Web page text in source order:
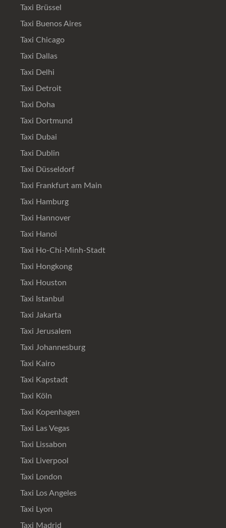
Taxi Brüssel
Taxi Buenos Aires
Taxi Chicago
Taxi Dallas
Taxi Delhi
Taxi Detroit
Taxi Doha
Taxi Dortmund
Taxi Dubai
Taxi Dublin
Taxi Düsseldorf
Taxi Frankfurt am Main
Taxi Hamburg
Taxi Hannover
Taxi Hanoi
Taxi Ho-Chi-Minh-Stadt
Taxi Hongkong
Taxi Houston
Taxi Istanbul
Taxi Jakarta
Taxi Jerusalem
Taxi Johannesburg
Taxi Kairo
Taxi Kapstadt
Taxi Köln
Taxi Kopenhagen
Taxi Las Vegas
Taxi Lissabon
Taxi Liverpool
Taxi London
Taxi Los Angeles
Taxi Lyon
Taxi Madrid